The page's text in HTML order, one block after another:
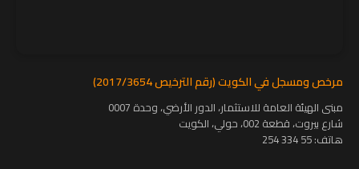
مرخص ومسجل في الكويت (رقم الترخيص 2017/3654)
مبنى الهيئة العامة للاستثمار، الدور الأرضي، وحدة 0007
شارع بيروت، قطعة 002، حولي، الكويت
هاتف:55 334 254